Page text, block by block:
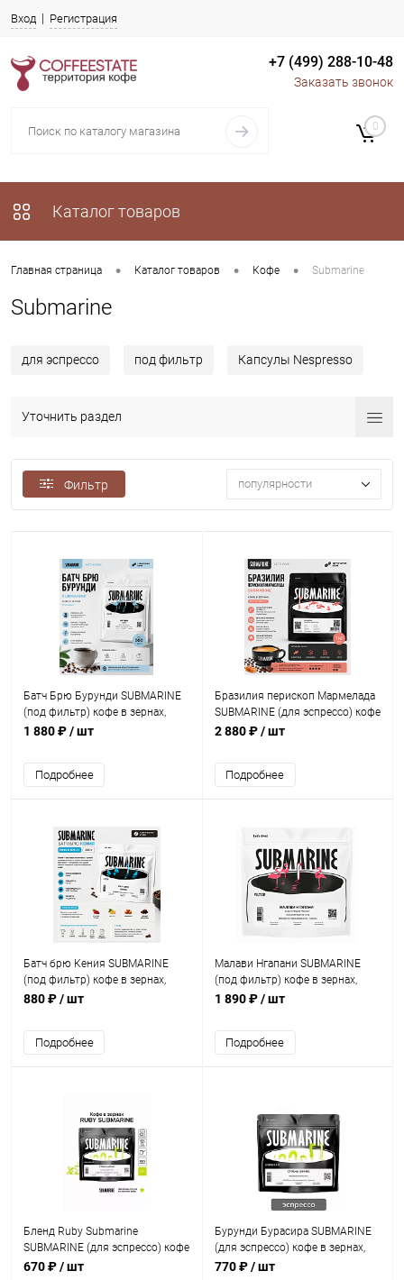
Вход Регистрация
+7 (499) 288-10-48
Заказать звонок
Каталог товаров
0
Главная страница • Каталог товаров • Кофе • Submarine
Submarine
для эспрессо под фильтр Капсулы Nespresso
Уточнить раздел
Фильтр популярности
Батч Брю Бурунди SUBMARINE
(под фильтр) кофе в зернах,
упак. 500 г.
1 880 ₽/ шт
Подробнее
Бразилия перископ Мармелада
SUBMARINE (для эспрессо) кофе
в зернах, упак. 1 кг.
2 880 ₽/ шт
Подробнее
Батч брю Кения SUBMARINE
(под фильтр) кофе в зернах,
упак. 200 г.
880 ₽/ шт
Подробнее
Малави Нгапани SUBMARINE
(под фильтр) кофе в зернах,
упак. 500 г.
1 890 ₽/ шт
Подробнее
Бленд Ruby Submarine
SUBMARINE (для эспрессо) кофе
в зернах, упак. 200 г.
670 ₽/ шт
Бурунди Бурасира SUBMARINE
(для эспрессо) кофе в зернах,
упак. 200 г.
770 ₽/ шт